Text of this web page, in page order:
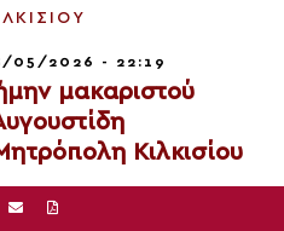
05/2026 - 22:19
μακαριστού
Κιλκισίου